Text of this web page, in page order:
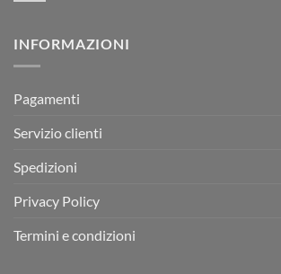
MOTOR
INFORMAZIONI
Pagamenti
Servizio clienti
Spedizioni
Privacy Policy
Termini e condizioni